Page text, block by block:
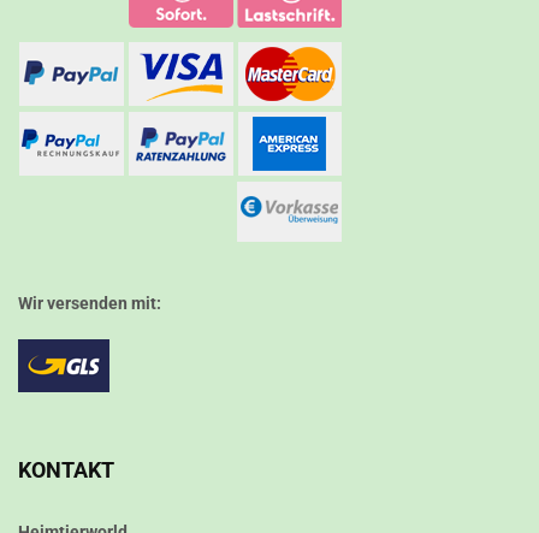
Wir versenden mit:
KONTAKT